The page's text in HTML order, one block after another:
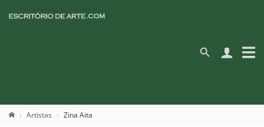
Artistas Zina Aita